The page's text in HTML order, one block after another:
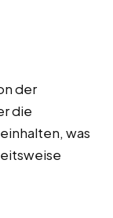
der
die
was